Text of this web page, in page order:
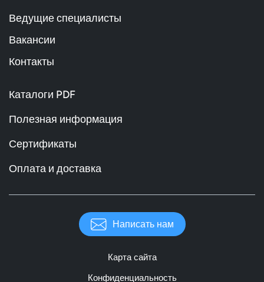
Ведущие специалисты
Вакансии
Контакты
Каталоги PDF
Полезная информация
Сертификаты
Оплата и доставка
Написать нам
Карта сайта
Конфиденциальность